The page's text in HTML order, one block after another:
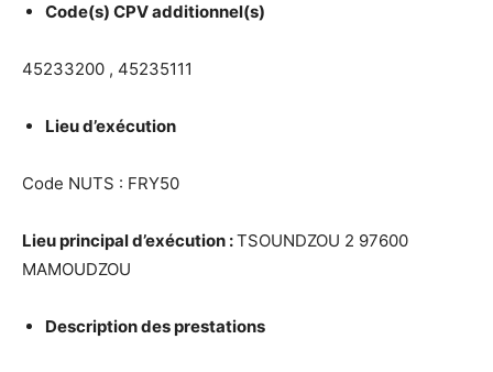
Code(s) CPV additionnel(s)
45233200 , 45235111
Lieu d’exécution
Code NUTS : FRY50
Lieu principal d’exécution :TSOUNDZOU 2 97600
MAMOUDZOU
Description des prestations